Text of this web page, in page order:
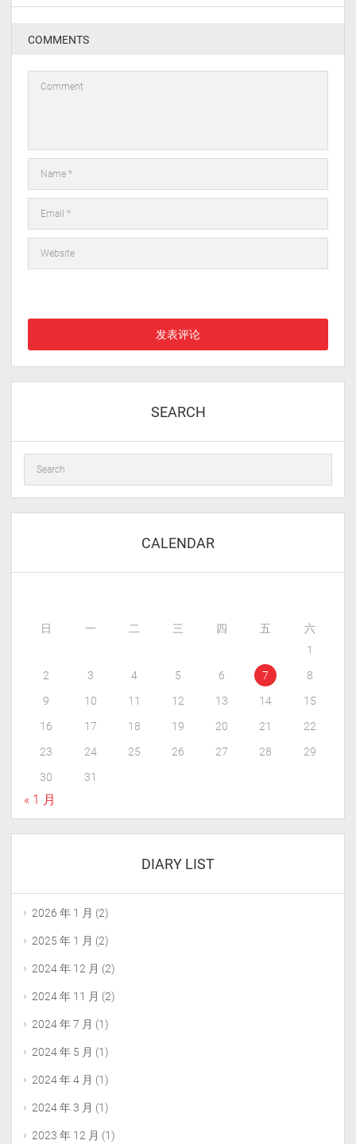
COMMENTS
SEARCH
CALENDAR
日 一 二 三 四 五
六
1
2
3 4 5 6 7
8
9
10 11 12 13 14
15
16
17 18 19 20 21
22
23
24 25 26 27 28
29
30
31
« 1 月
DIARY LIST
2026 年 1 月 (2)
2025 年 1 月 (2)
2024 年 12 月 (2)
2024 年 11 月 (2)
2024 年 7 月 (1)
2024 年 5 月 (1)
2024 年 4 月 (1)
2024 年 3 月 (1)
2023 年 12 月 (1)